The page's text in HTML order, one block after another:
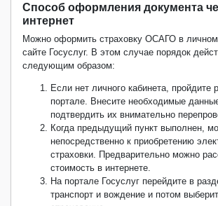
Способ оформления документа
интернет
Можно оформить страховку ОСАГО в личном
сайте Госуслуг. В этом случае порядок
следующим образом:
Если нет личного кабинета, пройдите
портале. Внесите необходимые
подтвердить их внимательно
Когда предыдущий пункт выполнен,
непосредственно к приобретению
страховки. Предварительно можно
стоимость в интернете.
На портале Госуслуг перейдите в
транспорт и вождение и потом